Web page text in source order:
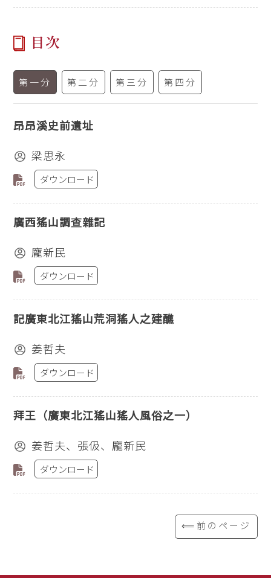
目次
第一分 第二分 第三分 第四分
昂昂溪史前遺址
梁思永
ダウンロード
廣西猺山調查雜記
龐新民
ダウンロード
記廣東北江猺山荒洞猺人之建醮
姜哲夫
ダウンロード
拜王（廣東北江猺山猺人風俗之一）
姜哲夫、張伋、龐新民
ダウンロード
⟸前のページ